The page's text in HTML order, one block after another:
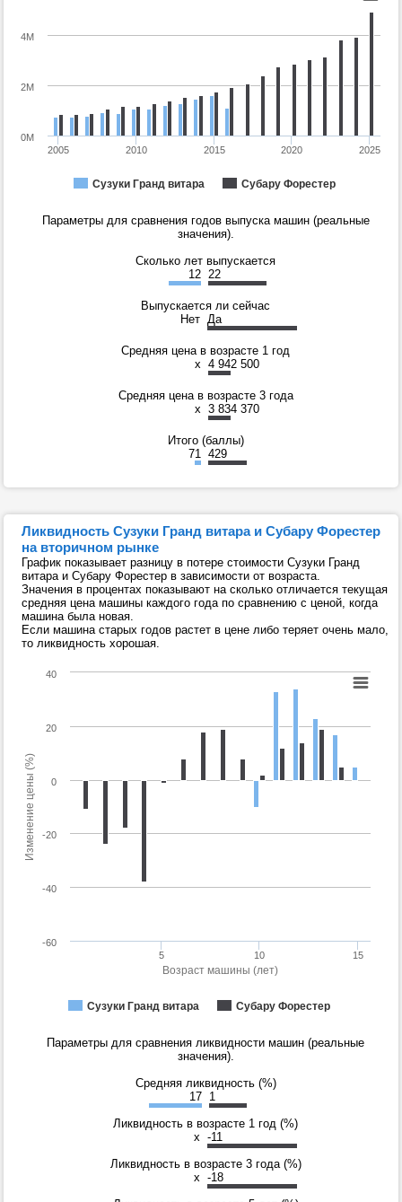
Сузуки Гранд витара Субару Форестер
2005 2010 2015 2020 2025
0M
2M
4M
Параметры для сравнения годов выпуска машин (реальные
значения).
Сколько лет выпускается
12 22
Выпускается ли сейчас
Нет Да
Средняя цена в возрасте 1 год
x 4 942 500
Средняя цена в возрасте 3 года
x 3 834 370
Итого (баллы)
71
429
Ликвидность Сузуки Гранд витара и Субару Форестер
на вторичном рынке
График показывает разницу в потере стоимости Сузуки Гранд
витара и Субару Форестер в зависимости от возраста.
Значения в процентах показывают на сколько отличается текущая
средняя цена машины каждого года по сравнению с ценой, когда
машина была новая.
Если машина старых годов растет в цене либо теряет очень мало,
то ликвидность хорошая.
Возраст машины (лет)
Изменение цены (%)
Сузуки Гранд витара Субару Форестер
5 10 15
-60
-40
-20
0
20
40
Параметры для сравнения ликвидности машин (реальные
значения).
Средняя ликвидность (%)
17 1
Ликвидность в возрасте 1 год (%)
x -11
Ликвидность в возрасте 3 года (%)
x -18